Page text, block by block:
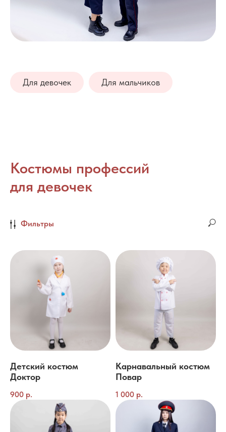
Для девочек Для мальчиков
Костюмы профессий
для девочек
Фильтры
Детский костюм
Доктор
900 р.
Карнавальный костюм
Повар
1 000 р.